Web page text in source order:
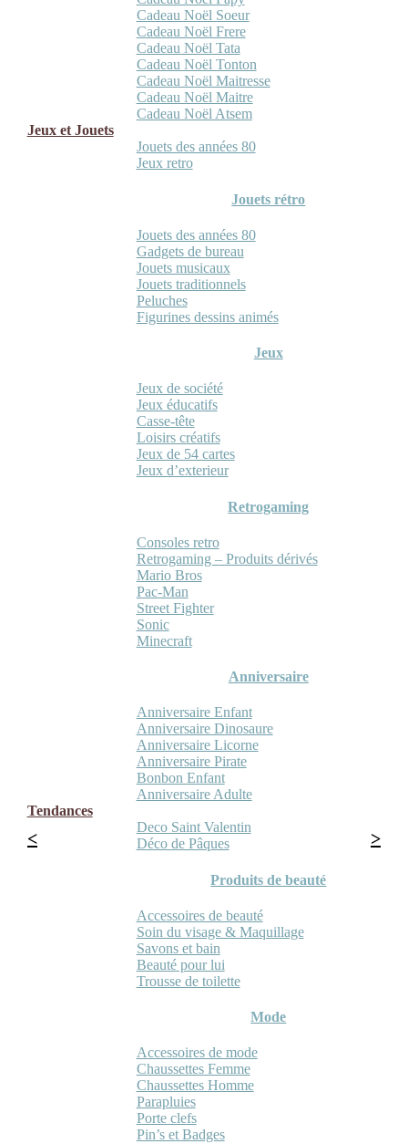
Cadeau Noël Soeur
Cadeau Noël Frere
Cadeau Noël Tata
Cadeau Noël Tonton
Cadeau Noël Maitresse
Cadeau Noël Maitre
Cadeau Noël Atsem
Jeux et Jouets
Jouets des années 80
Jeux retro
Jouets rétro
Jouets des années 80
Gadgets de bureau
Jouets musicaux
Jouets traditionnels
Peluches
Figurines dessins animés
Jeux
Jeux de société
Jeux éducatifs
Casse-tête
Loisirs créatifs
Jeux de 54 cartes
Jeux d’exterieur
Retrogaming
Consoles retro
Retrogaming – Produits dérivés
Mario Bros
Pac-Man
Street Fighter
Sonic
Minecraft
Anniversaire
Anniversaire Enfant
Anniversaire Dinosaure
Anniversaire Licorne
Anniversaire Pirate
Bonbon Enfant
Anniversaire Adulte
Tendances
Deco Saint Valentin
Déco de Pâques
Produits de beauté
Accessoires de beauté
Soin du visage & Maquillage
Savons et bain
Beauté pour lui
Trousse de toilette
Mode
Accessoires de mode
Chaussettes Femme
Chaussettes Homme
Parapluies
Porte clefs
Pin’s et Badges